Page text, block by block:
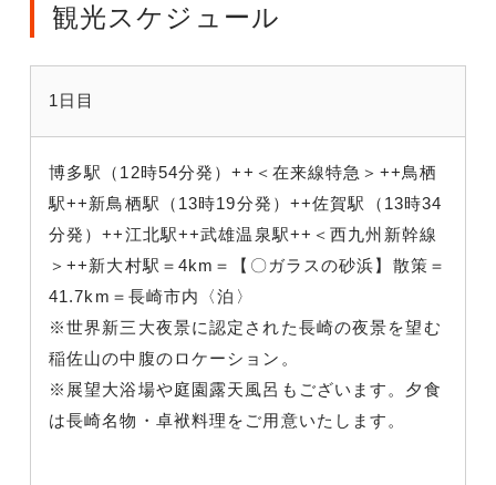
観光スケジュール
1日目
博多駅（12時54分発）++＜在来線特急＞++鳥栖
駅++新鳥栖駅（13時19分発）++佐賀駅（13時34
分発）++江北駅++武雄温泉駅++＜西九州新幹線
＞++新大村駅＝4km＝【〇ガラスの砂浜】散策＝
41.7km＝長崎市内〈泊〉
※世界新三大夜景に認定された長崎の夜景を望む
稲佐山の中腹のロケーション。
※展望大浴場や庭園露天風呂もございます。夕食
は長崎名物・卓袱料理をご用意いたします。